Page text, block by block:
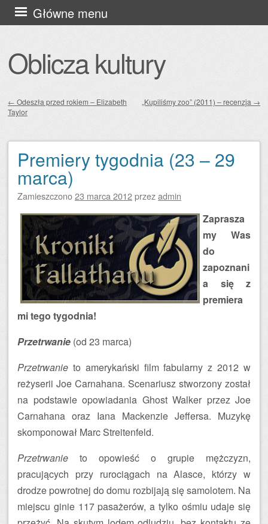
Oblicza kultury
Główne menu
Przejdź
do
Zobacz wpisy
← Odeszła przed rokiem – Elizabeth
Taylor
„Kupiliśmy zoo” (2011) – recenzja →
Premiery tygodnia (23 – 29
marca)
Zamieszczono23 marca 2012przezadmin
Zaprasza
my Was
do
zapoznani
a się z
premiera
mi tego tygodnia!
Przetrwanie (od 23 marca)
Przetrwanie to amerykański film fabularny z 2012 w
reżyserii Joe Carnahana. Scenariusz stworzony został
na podstawie opowiadania Ghost Walker przez Joe
Carnahana oraz Iana Mackenzie Jeffersa. Muzykę
skomponował Marc Streitenfeld.
Przetrwanie to opowieść o grupie mężczyzn,
pracujących przy rurociągach na Alasce, którzy w
drodze powrotnej do domu rozbijają się samolotem. Na
miejscu ginie 117 pasażerów, a tylko ośmiu udaje się